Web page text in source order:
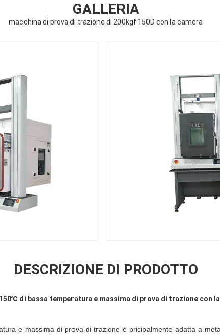
GALLERIA
macchina di prova di trazione di 200kgf 150D con la camera
DESCRIZIONE DI PRODOTTO
di bassa temperatura e massima di prova di trazione con
e massima di prova di trazione è pricipalmente adatta a